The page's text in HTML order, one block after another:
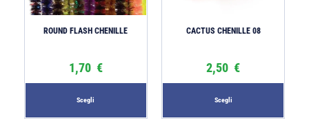
ROUND FLASH CHENILLE
1,70 €
Scegli
CACTUS CHENILLE 08
2,50 €
Scegli